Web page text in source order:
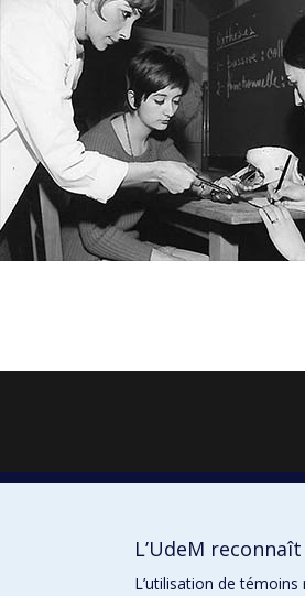
L’UdeM
L’utilisation de